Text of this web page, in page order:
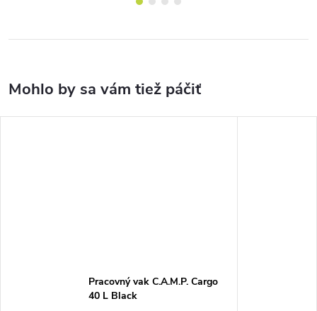
Pracovný vak C.A.M.P. Cargo
40 L Black